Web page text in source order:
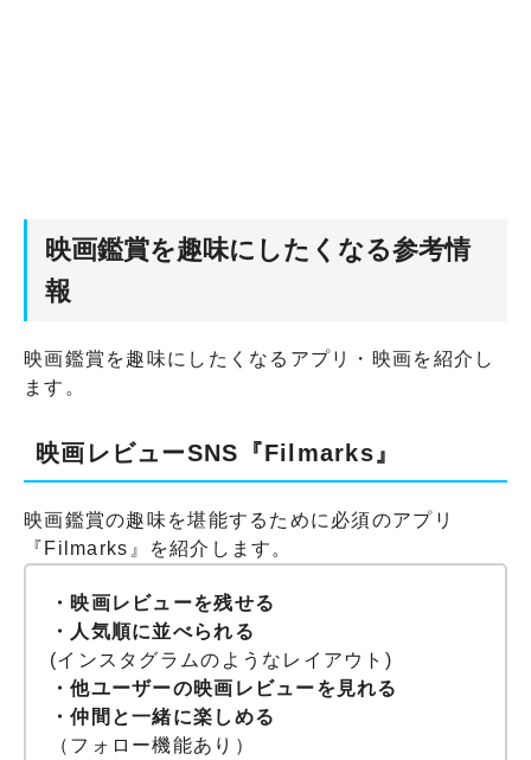
映画鑑賞を趣味にしたくなる参考情
報
映画鑑賞を趣味にしたくなるアプリ・映画を紹介し
ます。
映画レビューSNS『Filmarks』
映画鑑賞の趣味を堪能するために必須のアプリ
『Filmarks』を紹介します。
・映画レビューを残せる
・人気順に並べられる
(インスタグラムのようなレイアウト)
・他ユーザーの映画レビューを見れる
・仲間と一緒に楽しめる
（フォロー機能あり）